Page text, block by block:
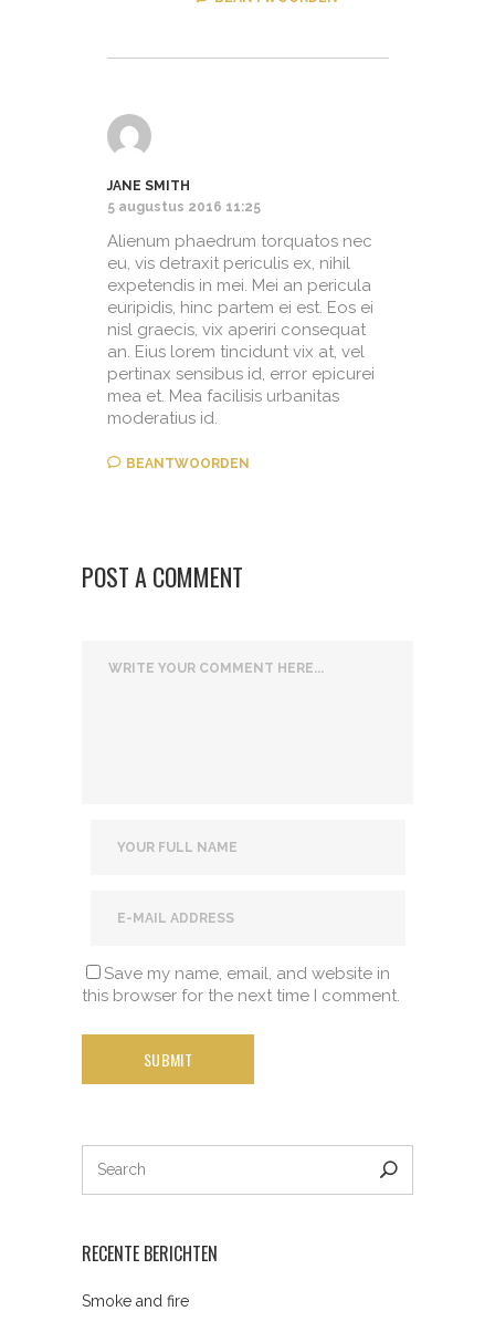
JANE SMITH
5 augustus 2016 11:25
Alienum phaedrum torquatos nec
eu, vis detraxit periculis ex, nihil
expetendis in mei. Mei an pericula
euripidis, hinc partem ei est. Eos ei
nisl graecis, vix aperiri consequat
an. Eius lorem tincidunt vix at, vel
pertinax sensibus id, error epicurei
mea et. Mea facilisis urbanitas
moderatius id.
BEANTWOORDEN
POST A COMMENT
Save my name, email, and website in
this browser for the next time I comment.
RECENTE BERICHTEN
Smoke and fire